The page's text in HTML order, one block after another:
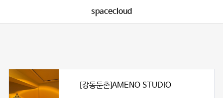
spacecloud
[강동둔촌]AMENO STUDIO